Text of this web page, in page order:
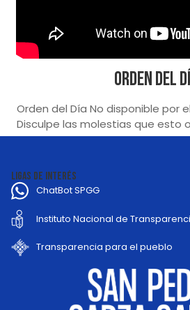
Orden del
Orden del Día No disponible por
Disculpe las molestias que esto
LIGAS DE INTERÉS
ChatBot SPGG
Instituto Nacional de
Transparencia para el pueblo